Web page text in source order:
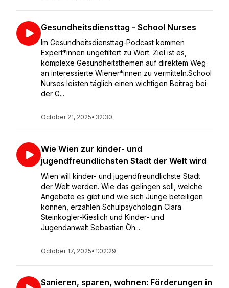
Gesundheitsdiensttag - School Nurses
Im Gesundheitsdiensttag-Podcast kommen
Expert*innen ungefiltert zu Wort. Ziel ist es,
komplexe Gesundheitsthemen auf direktem Weg
an interessierte Wiener*innen zu vermitteln.School
Nurses leisten täglich einen wichtigen Beitrag bei
der G...
October 21, 2025• 32:30
Wie Wien zur kinder- und
jugendfreundlichsten Stadt der Welt wird
Wien will kinder- und jugendfreundlichste Stadt
der Welt werden. Wie das gelingen soll, welche
Angebote es gibt und wie sich Junge beteiligen
können, erzählen Schulpsychologin Clara
Steinkogler-Kieslich und Kinder- und
Jugendanwalt Sebastian Öh...
October 17, 2025• 1:02:29
Sanieren, sparen, wohnen: Förderungen in